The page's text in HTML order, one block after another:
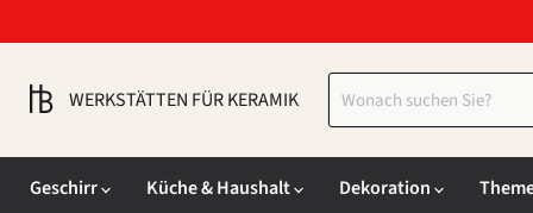
WERKSTÄTTEN FÜR KERAMIK
Geschirr
Küche & Haushalt Dekoration